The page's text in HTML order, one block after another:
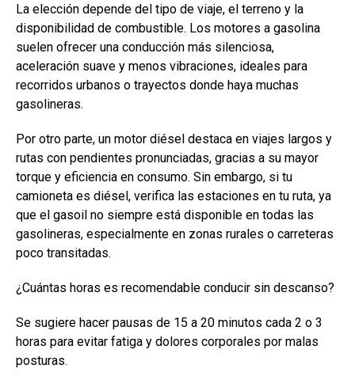
La elección depende del tipo de viaje, el terreno y la
disponibilidad de combustible. Los motores a gasolina
suelen ofrecer una conducción más silenciosa,
aceleración suave y menos vibraciones, ideales para
recorridos urbanos o trayectos donde haya muchas
gasolineras.
Por otro parte, un motor diésel destaca en viajes largos y
rutas con pendientes pronunciadas, gracias a su mayor
torque y eficiencia en consumo. Sin embargo, si tu
camioneta es diésel, verifica las estaciones en tu ruta, ya
que el gasoil no siempre está disponible en todas las
gasolineras, especialmente en zonas rurales o carreteras
poco transitadas.
¿Cuántas horas es recomendable conducir sin descanso?
Se sugiere hacer pausas de 15 a 20 minutos cada 2 o 3
horas para evitar fatiga y dolores corporales por malas
posturas.